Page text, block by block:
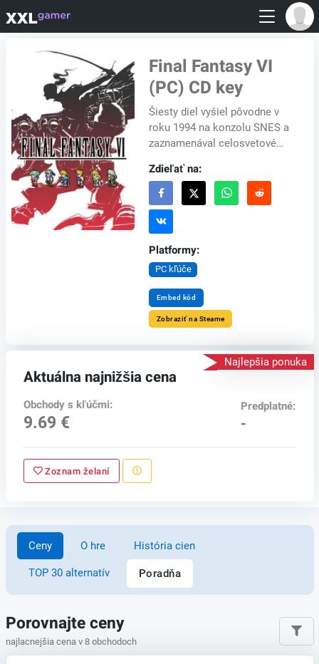
Final Fantasy VI
(PC) CD key
Šiesty diel vyšiel pôvodne v
roku 1994 na konzolu SNES a
zaznamenával celosvetové
Hlavnou zmenou oproti
originálnej verzi...
Zdieľať na:
Platformy:
PC kľúče
Embed kód
Zobraziť na Steame
Najlepšia ponuka
Aktuálna najnižšia cena
Obchody s kľúčmi:
9.69 €
Predplatné:
-
Zoznam želaní
Ceny O hre História cien
TOP 30 alternatív Poradňa
Porovnajte ceny
najlacnejšia cena v 8 obchodoch